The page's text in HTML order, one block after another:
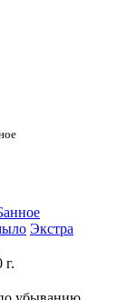
Экстра
г.